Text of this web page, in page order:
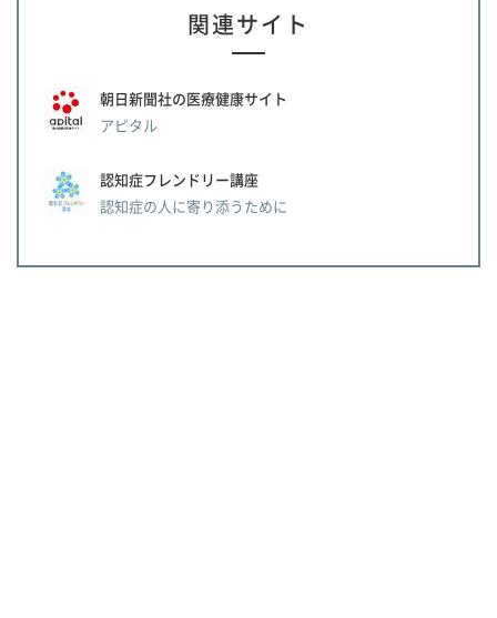
関連サイト
朝日新聞社の医療健康サイト
アピタル
認知症フレンドリー講座
認知症の人に寄り添うために